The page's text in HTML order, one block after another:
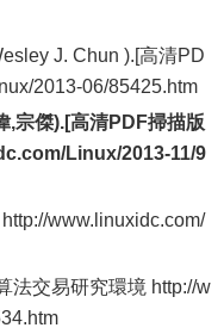
J. Chun ).[高清PD
2013-06/85425.htm
,宗傑).[高清PDF掃描版
Linux/2013-11/9
www.linuxidc.com/
法交易研究環境 http://w